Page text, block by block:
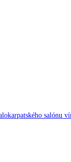
salónu